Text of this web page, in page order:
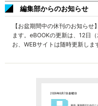
編集部からのお知らせ
【お盆期間中の休刊のお知ら
ます。eBOOKの更新は、12日
お、WEBサイトは随時更新しま